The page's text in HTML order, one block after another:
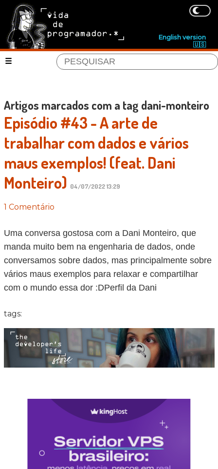
English version
🇺🇸
Artigos marcados com a tag dani-monteiro
Episódio #43 - A arte de
trabalhar com dados e vários
maus exemplos! (feat. Dani
Monteiro) 04/07/2022 13:29
1 Comentário
Uma conversa gostosa com a Dani Monteiro, que
manda muito bem na engenharia de dados, onde
conversamos sobre dados, mas principalmente sobre
vários maus exemplos para relaxar e compartilhar
com o mundo essa dor :DPerfil da Dani
tags: